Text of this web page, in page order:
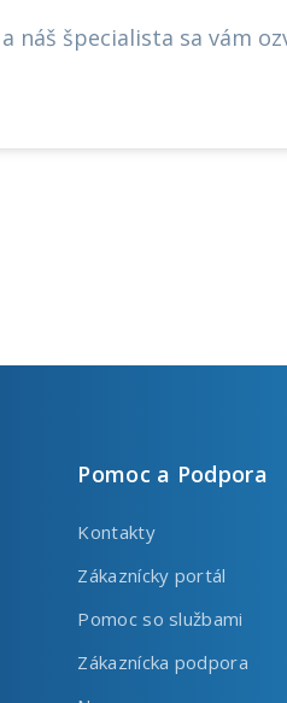
Pomoc a Podpora
Kontakty
Zákaznícky portál
Pomoc so službami
Zákaznícka podpora